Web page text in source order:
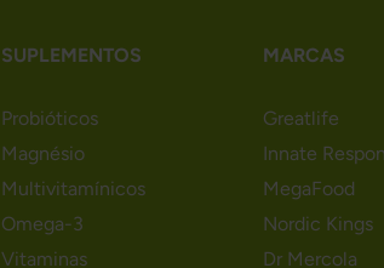
SUPLEMENTOS
Probióticos
Magnésio
Multivitamínicos
Omega-3
Vitaminas
MARCAS
Greatlife
Innate
MegaFood
Nordic Kings
Dr Mercola